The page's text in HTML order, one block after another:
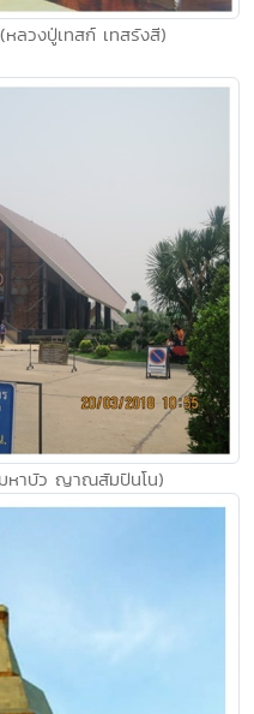
หลวงปู่เทสก์ เทสรังสี)
หาบัว ญาณสัมปันโน)